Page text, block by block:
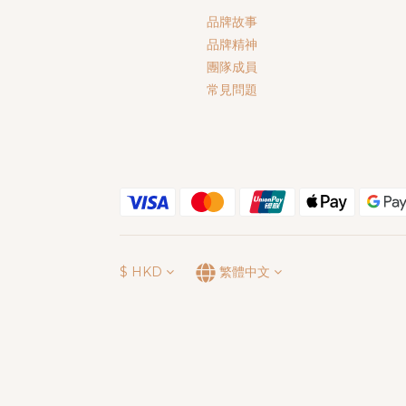
品牌故事
品牌精神
團隊成員
常見問題
$ HKD 繁體中文